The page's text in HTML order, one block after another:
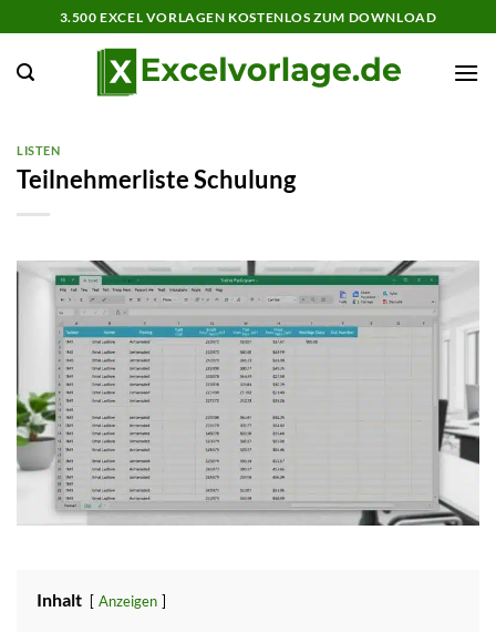
Inhalt
springen
3.500 EXCEL VORLAGEN KOSTENLOS ZUM DOWNLOAD
LISTEN
Teilnehmerliste Schulung
Inhalt Anzeigen